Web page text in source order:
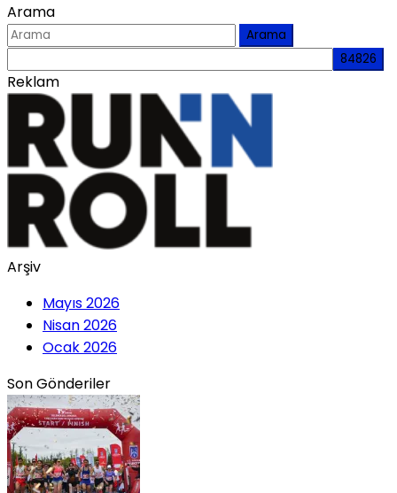
Arama
Arama
Reklam
Arşiv
Mayıs 2026
Nisan 2026
Ocak 2026
Son Gönderiler